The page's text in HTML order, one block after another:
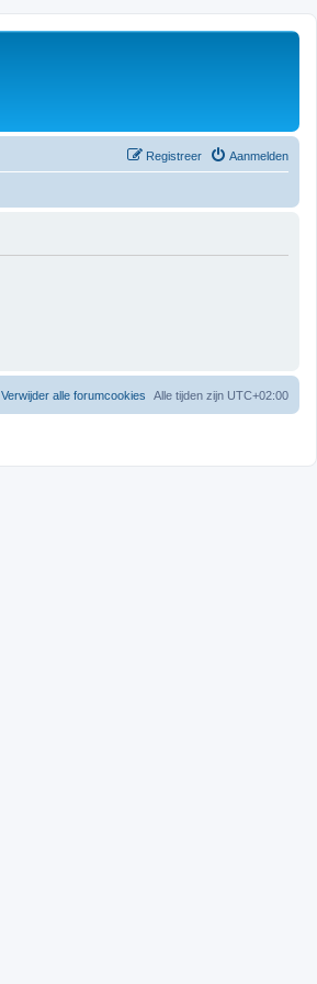
Aanmelden
Registreer
Alle tijden zijn UTC+02:00
Verwijder alle forumcookies